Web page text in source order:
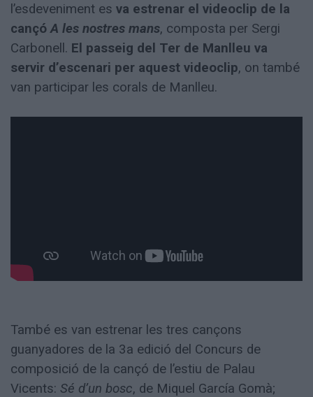
l’esdeveniment es va estrenar el videoclip de la
cançóA les nostres mans, composta per Sergi
Carbonell. El passeig del Ter de Manlleu va
servir d’escenari per aquest videoclip, on també
van participar les corals de Manlleu.
També es van estrenar les tres cançons
guanyadores de la 3a edició del Concurs de
composició de la cançó de l’estiu de Palau
Vicents: Sé d’un bosc, de Miquel García Gomà;